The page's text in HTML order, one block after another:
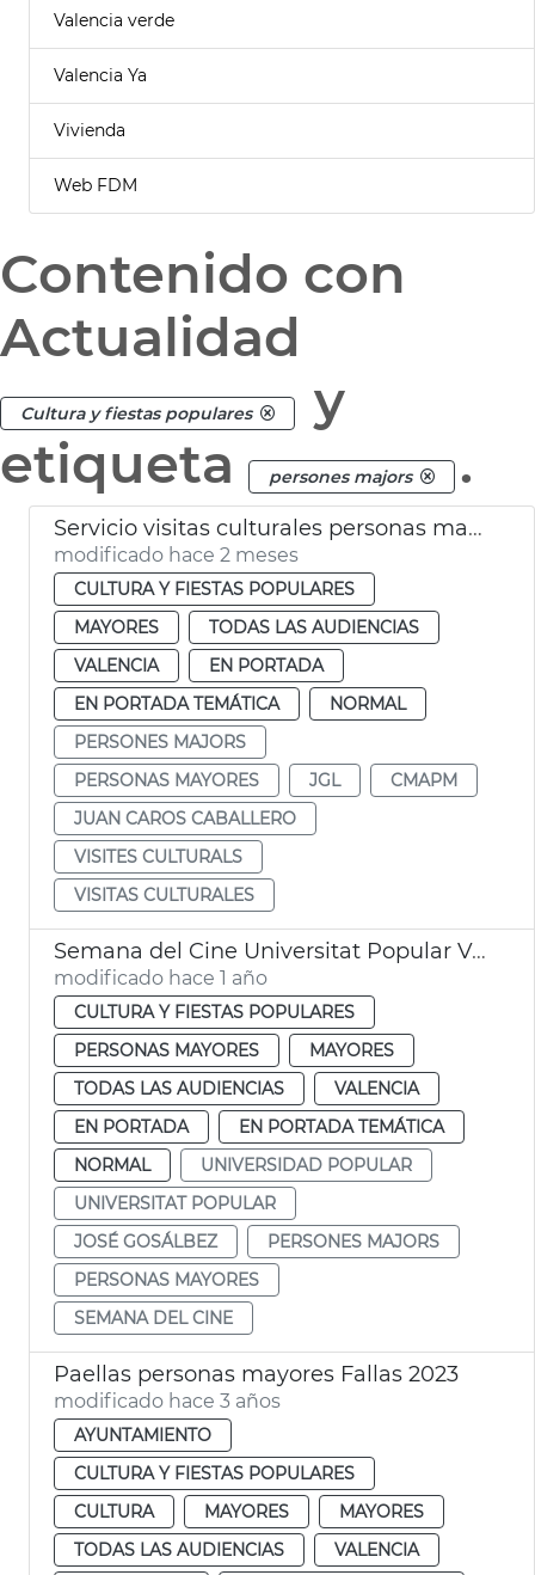
Valencia verde
Valencia Ya
Vivienda
Web FDM
Contenido con
Actualidad
Cultura y fiestas populares
y
etiqueta
persones majors .
Servicio visitas culturales personas mayores València
modificado hace 2 meses
CULTURA Y FIESTAS POPULARES
MAYORES
TODAS LAS AUDIENCIAS
VALENCIA
EN PORTADA
EN PORTADA TEMÁTICA
NORMAL
PERSONES MAJORS
PERSONAS MAYORES
JGL
CMAPM
JUAN CAROS CABALLERO
VISITES CULTURALS
VISITAS CULTURALES
Semana del Cine Universitat Popular València
modificado hace 1 año
CULTURA Y FIESTAS POPULARES
PERSONAS MAYORES
MAYORES
TODAS LAS AUDIENCIAS
VALENCIA
EN PORTADA
EN PORTADA TEMÁTICA
NORMAL
UNIVERSIDAD POPULAR
UNIVERSITAT POPULAR
JOSÉ GOSÁLBEZ
PERSONES MAJORS
PERSONAS MAYORES
SEMANA DEL CINE
Paellas personas mayores Fallas 2023
modificado hace 3 años
AYUNTAMIENTO
CULTURA Y FIESTAS POPULARES
CULTURA
MAYORES
MAYORES
TODAS LAS AUDIENCIAS
VALENCIA